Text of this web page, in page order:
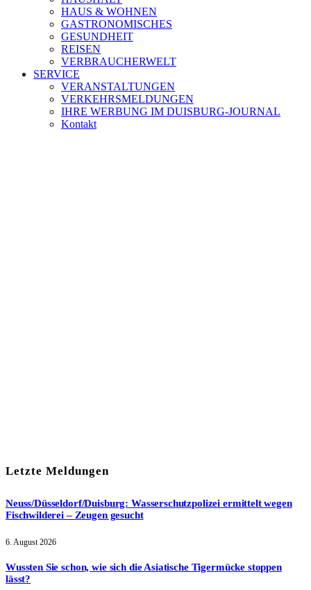
HAUS & WOHNEN
GASTRONOMISCHES
GESUNDHEIT
REISEN
VERBRAUCHERWELT
SERVICE
VERANSTALTUNGEN
VERKEHRSMELDUNGEN
IHRE WERBUNG IM DUISBURG-JOURNAL
Kontakt
Letzte Meldungen
Neuss/Düsseldorf/Duisburg: Wasserschutzpolizei ermittelt wegen
Fischwilderei – Zeugen gesucht
6. August 2026
Wussten Sie schon, wie sich die Asiatische Tigermücke stoppen
lässt?